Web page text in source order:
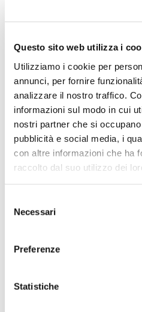
Questo sito web utilizza i
Utilizziamo i cookie per
annunci, per fornire
analizzare il nostro traffico.
informazioni sul modo in cui
nostri partner che si
pubblicità e social media, i
con altre informazioni che ha
raccolto dal suo utilizzo dei
delNecessari
Preferenze
Statistiche
Vai
all'inizio
della
galleria
di
SKU ELMO29B
CUFFIA SC3
ELMO01A
Cuffie con clip d’aggancio ad
Adatte ad ambienti
come: areoporti, corse
l'utilizzo del martello
A regolazione telescopica
stabilità, facili da
confortevoli facilmente
Classificazione: EN 352 / ANSI